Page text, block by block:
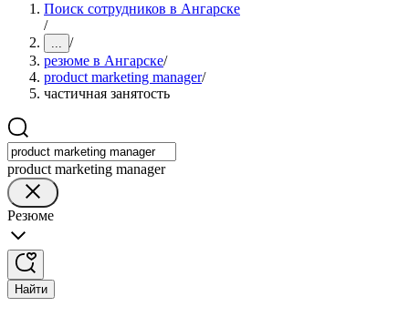
Поиск сотрудников в Ангарске
/
... /
резюме в Ангарске/
product marketing manager/
частичная занятость
product marketing manager
Резюме
Найти